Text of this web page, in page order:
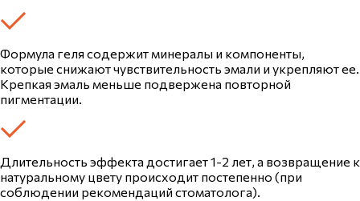
Формула геля содержит минералы и компоненты,
которые снижают чувствительность эмали и укрепляют ее.
Крепкая эмаль меньше подвержена повторной
пигментации.
Длительность эффекта достигает 1-2 лет, а возвращение к
натуральному цвету происходит постепенно (при
соблюдении рекомендаций стоматолога).